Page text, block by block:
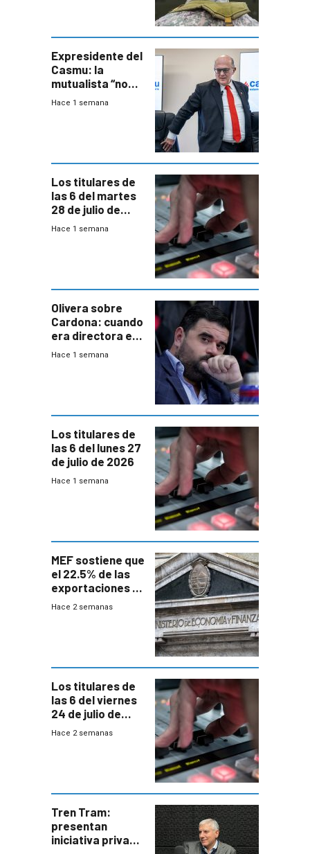
seguridad
Expresidente del
Casmu: la
mutualista “no
está para pagar”
Hace 1 semana
Los titulares de
las 6 del martes
28 de julio de
2026
Hace 1 semana
Olivera sobre
Cardona: cuando
era directora en
UTE “no era muy
Hace 1 semana
Los titulares de
las 6 del lunes 27
de julio de 2026
Hace 1 semana
MEF sostiene que
el 22.5% de las
exportaciones a
EE.UU se verán
Hace 2 semanas
Los titulares de
las 6 del viernes
24 de julio de
2026
Hace 2 semanas
Tren Tram:
presentan
iniciativa privada